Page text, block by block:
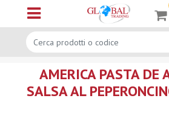
Open menu
AMERICA PASTA DE
SALSA AL